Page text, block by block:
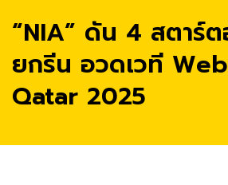
“NIA” ดัน 4 สตาร์
ยกรีน อวดเวที
Qatar 2025